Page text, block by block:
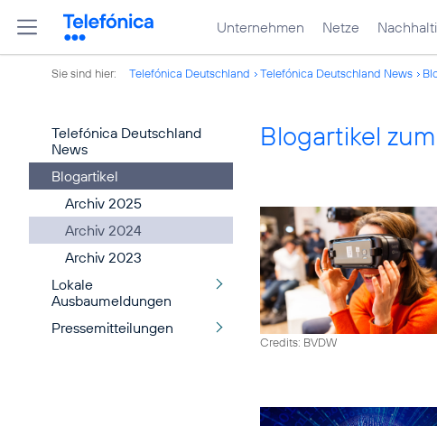
Unternehmen Netze
Sie sind hier: Telefónica Deutschland Telefónica Deutschland News
Telefónica Deutschland
News
Blogartikel
Archiv 2025
Archiv 2024
Archiv 2023
Lokale
Ausbaumeldungen
Pressemitteilungen
Blogartikel
Credits: BVDW